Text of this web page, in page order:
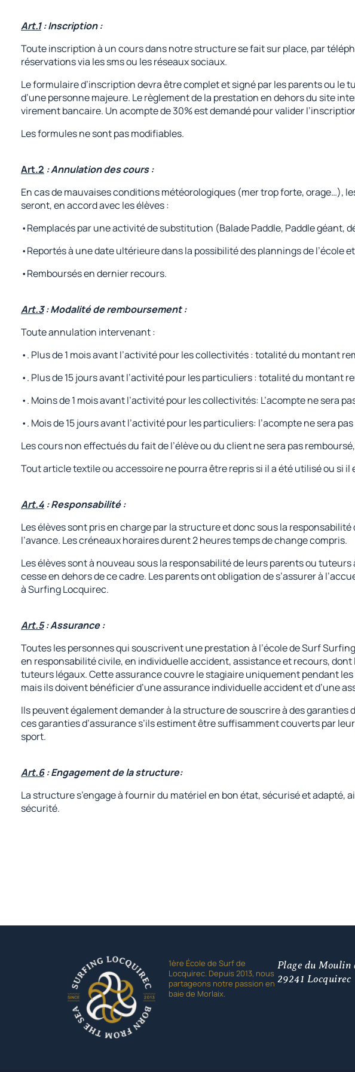
Art.1: Inscription :
Toute inscription à un cours dans notre structure se fait sur place, par
réservations via les sms ou les réseaux sociaux.
Le formulaire d’inscription devra être complet et signé par les parents ou le
d’une personne majeure. Le règlement de la prestation en dehors du site
virement bancaire. Un acompte de 30% est demandé pour valider
Les formules ne sont pas modifiables.
Art.2 : Annulation des cours :
En cas de mauvaises conditions météorologiques (mer trop forte, orage…),
seront, en accord avec les élèves :
•Remplacés par une activité de substitution (Balade Paddle, Paddle géant,
•Reportés à une date ultérieure dans la possibilité des plannings de l’école
•Remboursés en dernier recours.
Art.3: Modalité de remboursement :
Toute annulation intervenant :
•. Plus de 1 mois avant l’activité pour les collectivités : totalité du montant
•. Plus de 15 jours avant l’activité pour les particuliers : totalité du montant
•. Moins de 1 mois avant l’activité pour les collectivités: L’acompte ne sera
•. Mois de 15 jours avant l’activité pour les particuliers: l’acompte ne sera
Les cours non effectués du fait de l’élève ou du client ne sera pas
Tout article textile ou accessoire ne pourra être repris si il a été utilisé ou si il
Art.4 : Responsabilité :
Les élèves sont pris en charge par la structure et donc sous la
l’avance. Les créneaux horaires durent 2 heures temps de change compris.
Les élèves sont à nouveau sous la responsabilité de leurs parents ou
cesse en dehors de ce cadre. Les parents ont obligation de s’assurer à
à Surfing Locquirec.
Art.5: Assurance :
Toutes les personnes qui souscrivent une prestation à l’école de Surf
en responsabilité civile, en individuelle accident, assistance et recours,
tuteurs légaux. Cette assurance couvre le stagiaire uniquement pendant
mais ils doivent bénéficier d’une assurance individuelle accident et d’une
Ils peuvent également demander à la structure de souscrire à des
ces garanties d’assurance s’ils estiment être suffisamment couverts par
sport.
Art.6: Engagement de la structure:
La structure s’engage à fournir du matériel en bon état, sécurisé et adapté,
sécurité.
1ère École de Surf de
Locquirec. Depuis 2013, nous
partageons notre passion en
baie de Morlaix.
Plage du Moulin
29241 Locquirec